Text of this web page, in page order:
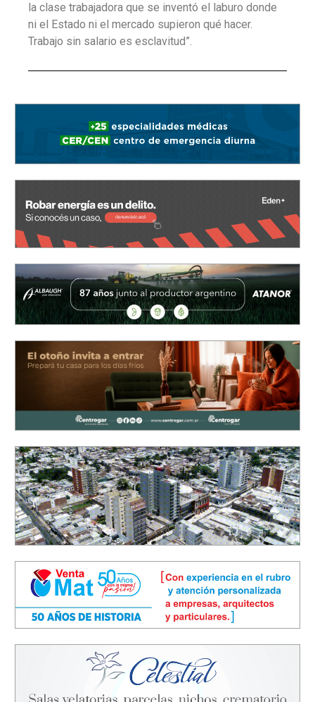
la clase trabajadora que se inventó el laburo donde
ni el Estado ni el mercado supieron qué hacer.
Trabajo sin salario es esclavitud”.